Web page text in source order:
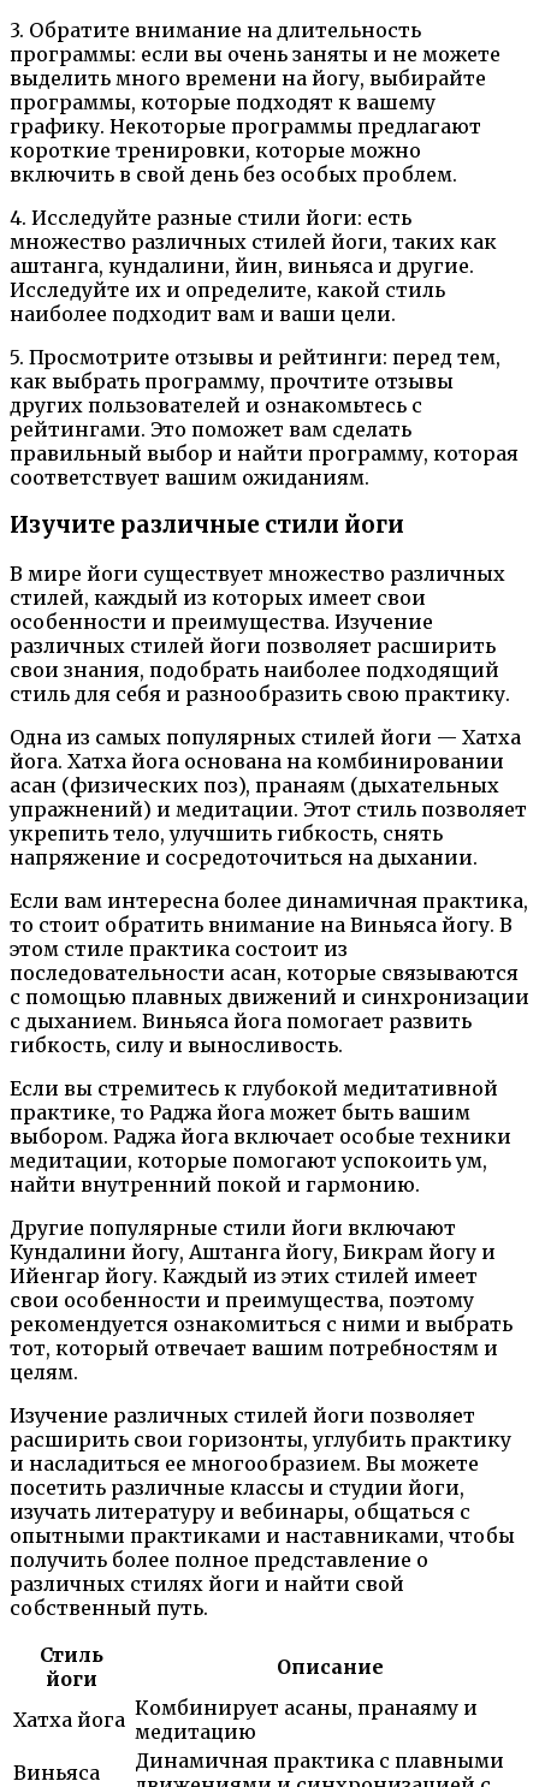
3. Обратите внимание на длительность
программы: если вы очень заняты и не можете
выделить много времени на йогу, выбирайте
программы, которые подходят к вашему
графику. Некоторые программы предлагают
короткие тренировки, которые можно
включить в свой день без особых проблем.
4. Исследуйте разные стили йоги: есть
множество различных стилей йоги, таких как
аштанга, кундалини, йин, виньяса и другие.
Исследуйте их и определите, какой стиль
наиболее подходит вам и ваши цели.
5. Просмотрите отзывы и рейтинги: перед тем,
как выбрать программу, прочтите отзывы
других пользователей и ознакомьтесь с
рейтингами. Это поможет вам сделать
правильный выбор и найти программу, которая
соответствует вашим ожиданиям.
Изучите различные стили йоги
В мире йоги существует множество различных
стилей, каждый из которых имеет свои
особенности и преимущества. Изучение
различных стилей йоги позволяет расширить
свои знания, подобрать наиболее подходящий
стиль для себя и разнообразить свою практику.
Одна из самых популярных стилей йоги — Хатха
йога. Хатха йога основана на комбинировании
асан (физических поз), пранаям (дыхательных
упражнений) и медитации. Этот стиль позволяет
укрепить тело, улучшить гибкость, снять
напряжение и сосредоточиться на дыхании.
Если вам интересна более динамичная практика,
то стоит обратить внимание на Виньяса йогу. В
этом стиле практика состоит из
последовательности асан, которые связываются
с помощью плавных движений и синхронизации
с дыханием. Виньяса йога помогает развить
гибкость, силу и выносливость.
Если вы стремитесь к глубокой медитативной
практике, то Раджа йога может быть вашим
выбором. Раджа йога включает особые техники
медитации, которые помогают успокоить ум,
найти внутренний покой и гармонию.
Другие популярные стили йоги включают
Кундалини йогу, Аштанга йогу, Бикрам йогу и
Ийенгар йогу. Каждый из этих стилей имеет
свои особенности и преимущества, поэтому
рекомендуется ознакомиться с ними и выбрать
тот, который отвечает вашим потребностям и
целям.
Изучение различных стилей йоги позволяет
расширить свои горизонты, углубить практику
и насладиться ее многообразием. Вы можете
посетить различные классы и студии йоги,
изучать литературу и вебинары, общаться с
опытными практиками и наставниками, чтобы
получить более полное представление о
различных стилях йоги и найти свой
собственный путь.
Стиль
йоги
Описание
Хатха йога Комбинирует асаны, пранаяму и
медитацию
Виньяса
Динамичная практика с плавными